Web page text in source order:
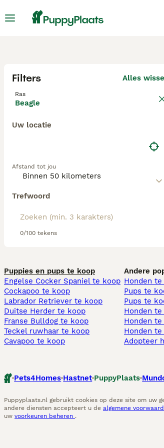
Filters Alles
Ras
Beagle
Uw locatie
Afstand tot jou
Trefwoord
0/100 tekens
Puppies en pups te koop
Engelse Cocker Spaniel te koop
Cockapoo te koop
Labrador Retriever te koop
Duitse Herder te koop
Franse Bulldog te koop
Teckel ruwhaar te koop
Cavapoo te koop
Andere
Honden
Pups te
Pups te
Honden
Honden te
Honden
Adopteer
Pets4Homes Hastnet PuppyPlaats
Puppyplaats.nl gebruikt cookies op deze site om uw
andere diensten accepteert u de algemene
uw voorkeuren beheren .